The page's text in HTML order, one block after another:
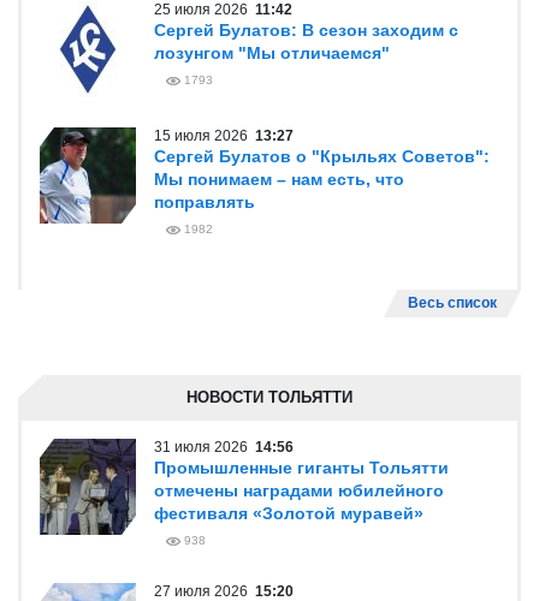
25 июля 2026 11:42
Сергей Булатов: В сезон заходим с
лозунгом "Мы отличаемся"
1793
15 июля 2026 13:27
Сергей Булатов о "Крыльях Советов":
Мы понимаем – нам есть, что
поправлять
1982
Весь список
НОВОСТИ ТОЛЬЯТТИ
31 июля 2026 14:56
Промышленные гиганты Тольятти
отмечены наградами юбилейного
фестиваля «Золотой муравей»
938
27 июля 2026 15:20